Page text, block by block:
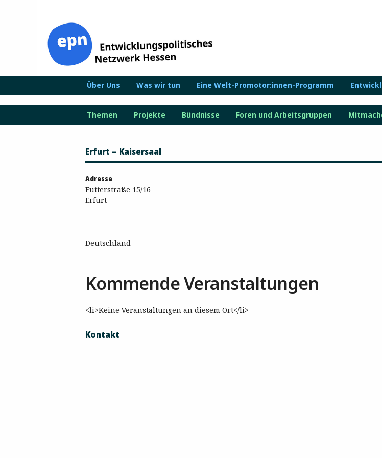
Über Uns Was wir tun Eine Welt-Promotor:innen-Programm
Themen Projekte Bündnisse Foren und Arbeitsgruppen
Erfurt – Kaisersaal
Adresse
Futterstraße 15/16
Erfurt
Deutschland
Kommende Veranstaltungen
<li>Keine Veranstaltungen an diesem Ort</li>
Kontakt